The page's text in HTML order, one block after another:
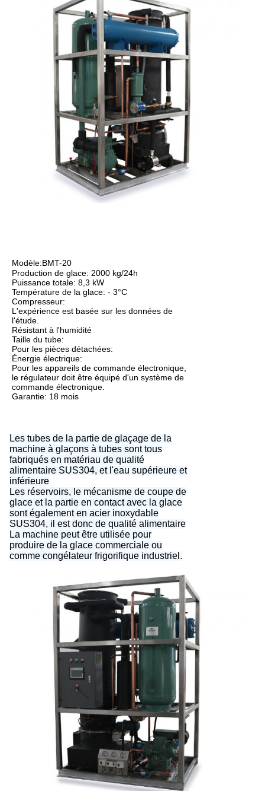
Modèle:BMT-20
Production de glace: 2000 kg/24h
Puissance totale: 8,3 kW
Température de la glace: - 3°C
Compresseur:
L'expérience est basée sur les données de
l'étude.
Résistant à l'humidité
Taille du tube:
Pour les pièces détachées:
Énergie électrique:
Pour les appareils de commande électronique,
le régulateur doit être équipé d'un système de
commande électronique.
Garantie: 18 mois
Les tubes de la partie de glaçage de la
machine à glaçons à tubes sont tous
fabriqués en matériau de qualité
alimentaire SUS304, et l'eau supérieure et
inférieure
Les réservoirs, le mécanisme de coupe de
glace et la partie en contact avec la glace
sont également en acier inoxydable
SUS304, il est donc de qualité alimentaire
La machine peut être utilisée pour
produire de la glace commerciale ou
comme congélateur frigorifique industriel.